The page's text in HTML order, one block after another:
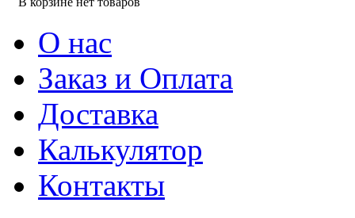
О нас
Заказ и Оплата
Доставка
Калькулятор
Контакты